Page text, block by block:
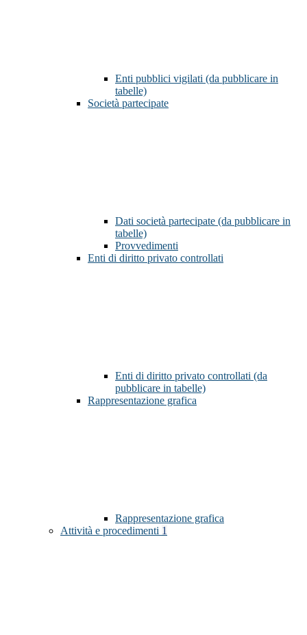
Enti pubblici vigilati (da pubblicare in
tabelle)
Società partecipate
Dati società partecipate (da pubblicare in
tabelle)
Provvedimenti
Enti di diritto privato controllati
Enti di diritto privato controllati (da
pubblicare in tabelle)
Rappresentazione grafica
Rappresentazione grafica
Attività e procedimenti 1